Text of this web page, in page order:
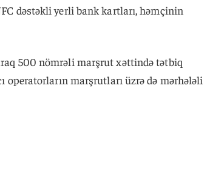
dəstəkli yerli bank kartları, həmçinin
500 nömrəli marşrut xəttində tətbiq
operatorların marşrutları üzrə də mərhələli